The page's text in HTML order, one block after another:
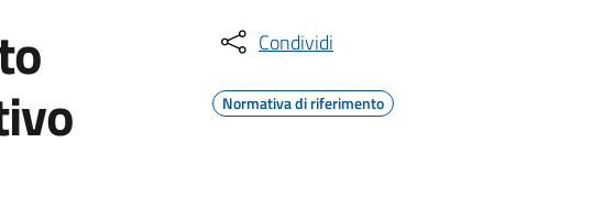
Condividi
Normativa di riferimento